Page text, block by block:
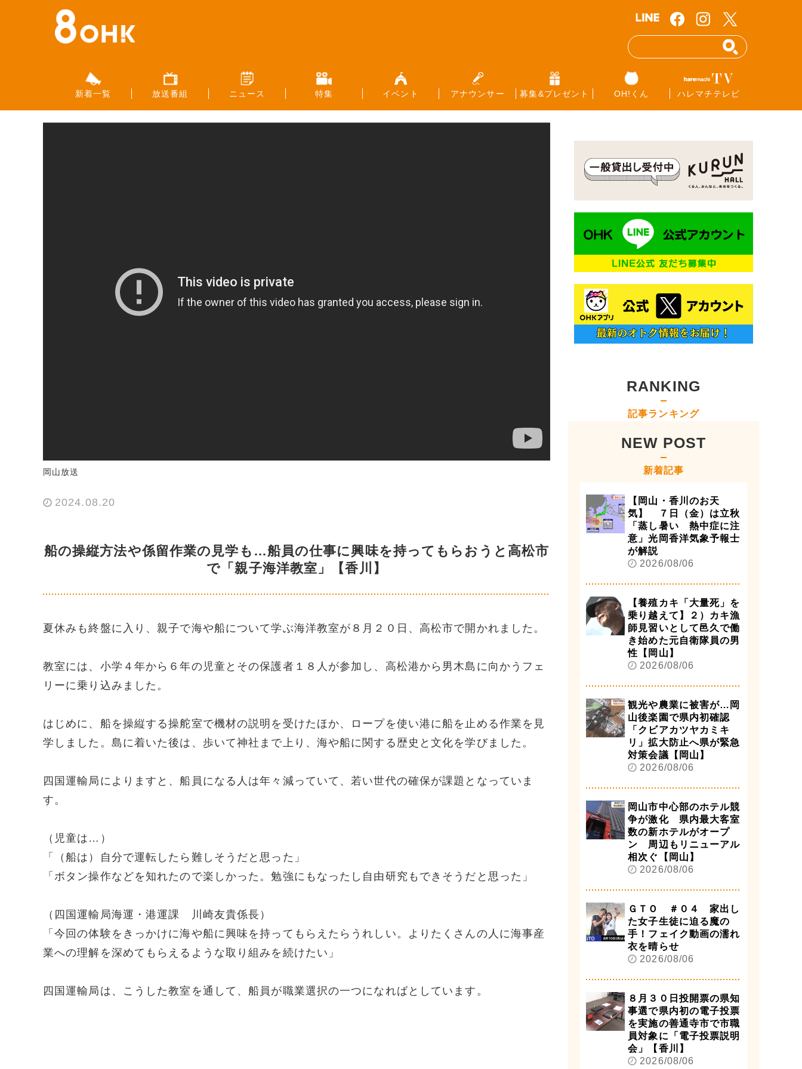
新着一覧 放送番組 ニュース 特集 イベント アナウンサー 募集&プレゼント OH!くん ハレマチテレビ
岡山放送
2024.08.20
船の操縦方法や係留作業の見学も…船員の仕事に興味を持ってもらおうと高松市
で「親子海洋教室」【香川】
夏休みも終盤に入り、親子で海や船について学ぶ海洋教室が８月２０日、高松市で開かれました。
教室には、小学４年から６年の児童とその保護者１８人が参加し、高松港から男木島に向かうフェ
リーに乗り込みました。
はじめに、船を操縦する操舵室で機材の説明を受けたほか、ロープを使い港に船を止める作業を見
学しました。島に着いた後は、歩いて神社まで上り、海や船に関する歴史と文化を学びました。
四国運輸局によりますと、船員になる人は年々減っていて、若い世代の確保が課題となっていま
す。
（児童は…）
「（船は）自分で運転したら難しそうだと思った」
「ボタン操作などを知れたので楽しかった。勉強にもなったし自由研究もできそうだと思った」
（四国運輸局海運・港運課 川崎友貴係長）
「今回の体験をきっかけに海や船に興味を持ってもらえたらうれしい。よりたくさんの人に海事産
業への理解を深めてもらえるような取り組みを続けたい」
四国運輸局は、こうした教室を通して、船員が職業選択の一つになればとしています。
RANKING
記事ランキング
NEW POST
新着記事
【岡山・香川のお天
気】 ７日（金）は立秋
「蒸し暑い 熱中症に注
意」光岡香洋気象予報士
が解説
2026/08/06
【養殖カキ「大量死」を
乗り越えて】２）カキ漁
師見習いとして邑久で働
き始めた元自衛隊員の男
性【岡山】
2026/08/06
観光や農業に被害が…岡
山後楽園で県内初確認
「クビアカツヤカミキ
リ」拡大防止へ県が緊急
対策会議【岡山】
2026/08/06
岡山市中心部のホテル競
争が激化 県内最大客室
数の新ホテルがオープ
ン 周辺もリニューアル
相次ぐ【岡山】
2026/08/06
ＧＴＯ ＃０４ 家出し
た女子生徒に迫る魔の
手！フェイク動画の濡れ
衣を晴らせ
2026/08/06
８月３０日投開票の県知
事選で県内初の電子投票
を実施の善通寺市で市職
員対象に「電子投票説明
会」【香川】
2026/08/06